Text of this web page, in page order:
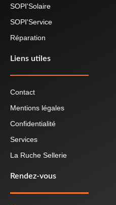
SOPI'Solaire
SOPI'Service
Réparation
Liens utiles
Contact
Mentions légales
Confidentialité
Services
La Ruche Sellerie
Rendez-vous